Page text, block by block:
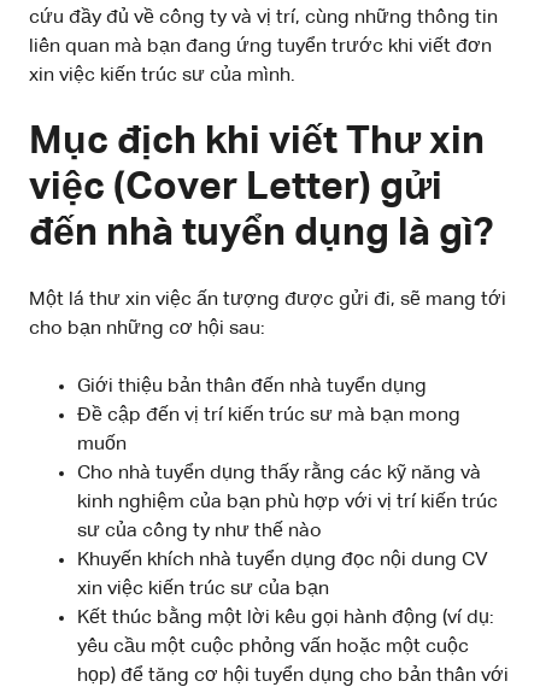
cứu đầy đủ về công ty và vị trí, cùng những thông tin
liên quan mà bạn đang ứng tuyển trước khi viết đơn
xin việc kiến trúc sư của mình.
Mục địch khi viết Thư xin
việc (Cover Letter) gửi
đến nhà tuyển dụng là gì?
Một lá thư xin việc ấn tượng được gửi đi, sẽ mang tới
cho bạn những cơ hội sau:
Giới thiệu bản thân đến nhà tuyển dụng
Đề cập đến vị trí kiến trúc sư mà bạn mong
muốn
Cho nhà tuyển dụng thấy rằng các kỹ năng và
kinh nghiệm của bạn phù hợp với vị trí kiến trúc
sư của công ty như thế nào
Khuyến khích nhà tuyển dụng đọc nội dung CV
xin việc kiến trúc sư của bạn
Kết thúc bằng một lời kêu gọi hành động (ví dụ:
yêu cầu một cuộc phỏng vấn hoặc một cuộc
họp) để tăng cơ hội tuyển dụng cho bản thân với